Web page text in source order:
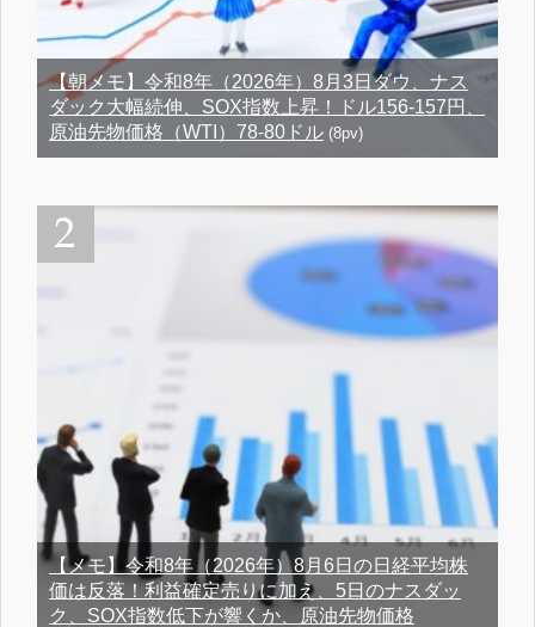
【朝メモ】令和8年（2026年）8月3日ダウ、ナス
ダック大幅続伸、SOX指数上昇！ドル156-157円、
原油先物価格（WTI）78-80ドル (8pv)
【メモ】令和8年（2026年）8月6日の日経平均株
価は反落！利益確定売りに加え、5日のナスダッ
ク、SOX指数低下が響くか、原油先物価格